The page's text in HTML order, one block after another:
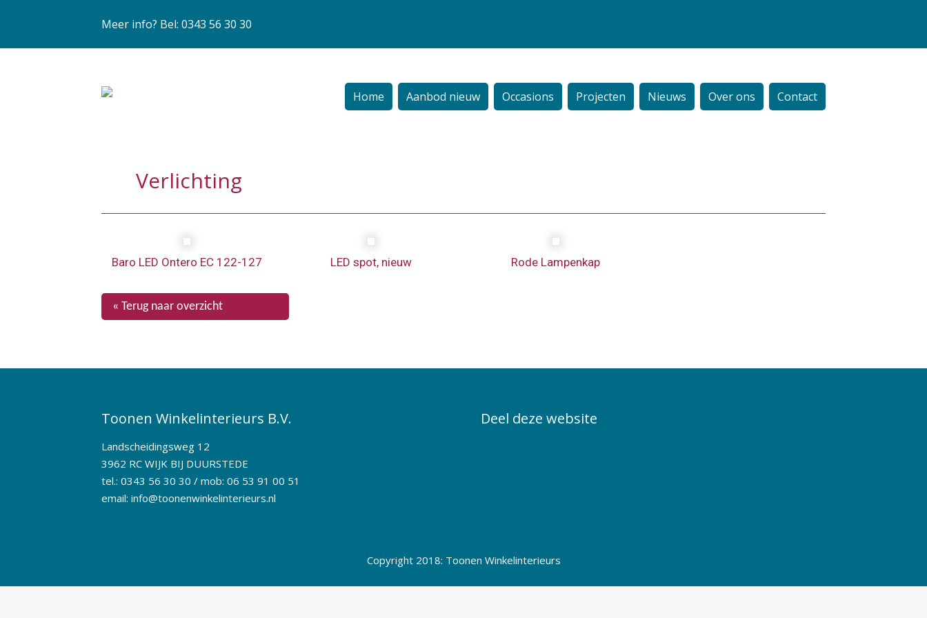
Meer info? Bel: 0343 56 30 30
Home Aanbod nieuw Occasions Projecten Nieuws Over ons Contact
Verlichting
Baro LED Ontero EC 122-127 LED spot, nieuw Rode Lampenkap
« Terug naar overzicht
Toonen Winkelinterieurs B.V.
Landscheidingsweg 12
3962 RC WIJK BIJ DUURSTEDE
tel.: 0343 56 30 30 / mob: 06 53 91 00 51
email: info@toonenwinkelinterieurs.nl
Deel deze website
Copyright 2018: Toonen Winkelinterieurs